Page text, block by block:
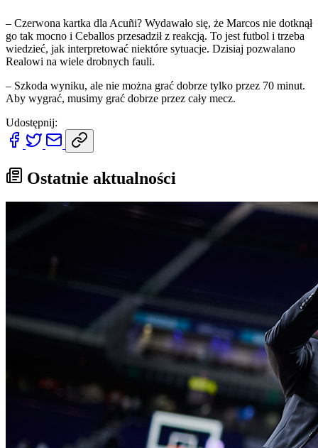
– Czerwona kartka dla Acuñi? Wydawało się, że Marcos nie dotknął
go tak mocno i Ceballos przesadził z reakcją. To jest futbol i trzeba
wiedzieć, jak interpretować niektóre sytuacje. Dzisiaj pozwalano
Realowi na wiele drobnych fauli.
– Szkoda wyniku, ale nie można grać dobrze tylko przez 70 minut.
Aby wygrać, musimy grać dobrze przez cały mecz.
Udostępnij:
Ostatnie aktualności